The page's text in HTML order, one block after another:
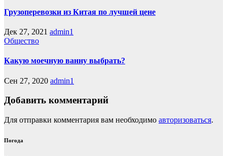
Грузоперевозки из Китая по лучшей цене
Дек 27, 2021 admin1
Общество
Какую моечную ванну выбрать?
Сен 27, 2020 admin1
Добавить комментарий
Для отправки комментария вам необходимо авторизоваться.
Погода